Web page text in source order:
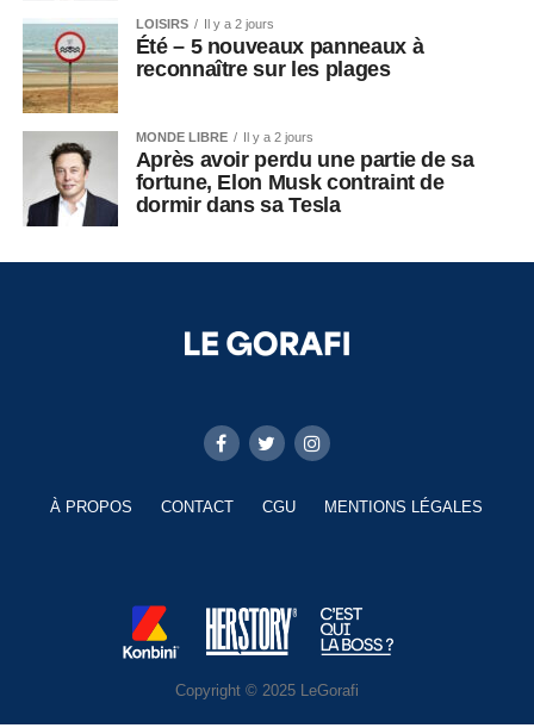
LOISIRS Il y a 2 jours
Été – 5 nouveaux panneaux à
reconnaître sur les plages
MONDE LIBRE Il y a 2 jours
Après avoir perdu une partie de sa
fortune, Elon Musk contraint de
dormir dans sa Tesla
À PROPOS CONTACT CGU MENTIONS LÉGALES
Copyright © 2025 LeGorafi